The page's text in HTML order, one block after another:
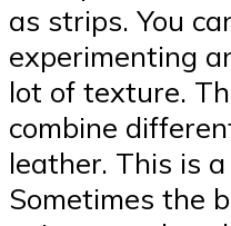
as strips. You
experimenting
lot of texture.
combine
leather. This is
Sometimes the